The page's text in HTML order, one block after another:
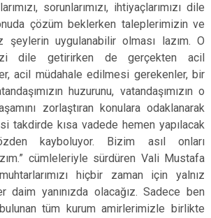
sorunlarımızı, ihtiyaçlarımızı dile
çözüm beklerken taleplerimizin ve
şeylerin uygulanabilir olması lazım. O
dile getirirken de gerçekten acil
acil müdahale edilmesi gerekenler, bir
huzurunu, vatandaşımızın o
zorlaştıran konulara odaklanarak
takdirde kısa vadede hemen yapılacak
kayboluyor. Bizim asıl onları
cümleleriyle sürdüren Vali Mustafa
hiçbir zaman için yalnız
daim yanınızda olacağız. Sadece ben
tüm kurum amirlerimizle birlikte